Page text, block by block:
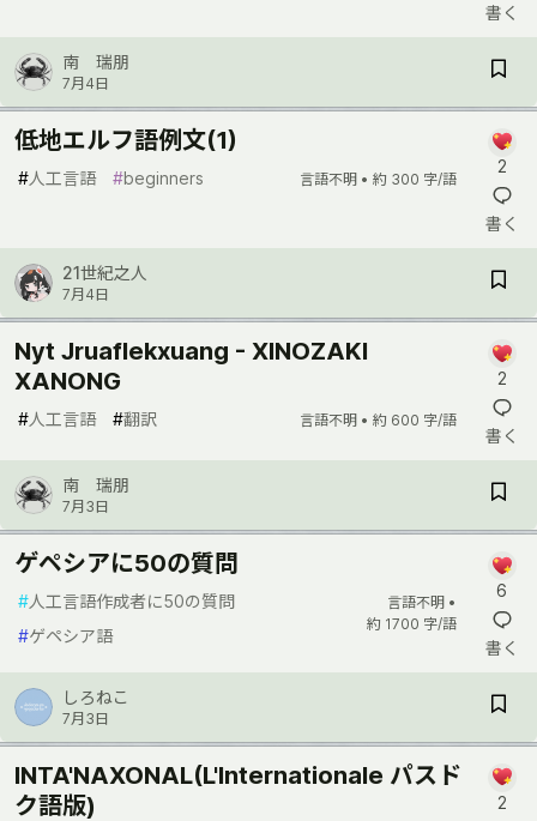
書く
南 瑞朋
7月4日
低地エルフ語例文(1)
#人工言語 #beginners 言語不明 • 約 300 字/語
2
書く
21世紀之人
7月4日
Nyt Jruaflekxuang - XINOZAKI
XANONG
#人工言語 #翻訳 言語不明 • 約 600 字/語
2
書く
南 瑞朋
7月3日
ゲペシアに50の質問
#人工言語作成者に50の質問
#ゲペシア語
言語不明 •
約 1700 字/語
6
書く
しろねこ
7月3日
INTA'NAXONAL(L'Internationale パスド
ク語版)
2